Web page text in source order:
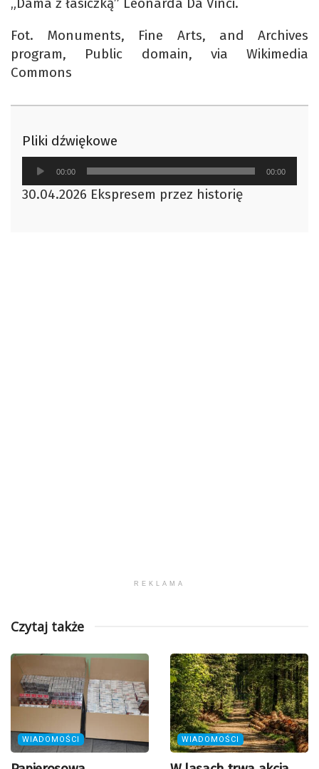
„Dama z łasiczką” Leonarda Da Vinci.
Fot. Monuments, Fine Arts, and Archives
program, Public domain, via Wikimedia
Commons
Pliki dźwiękowe
Odtwarzacz
plików
dźwiękowych
00:00 00:00
30.04.2026 Ekspresem przez historię
REKLAMA
Czytaj także
WIADOMOŚCI WIADOMOŚCI